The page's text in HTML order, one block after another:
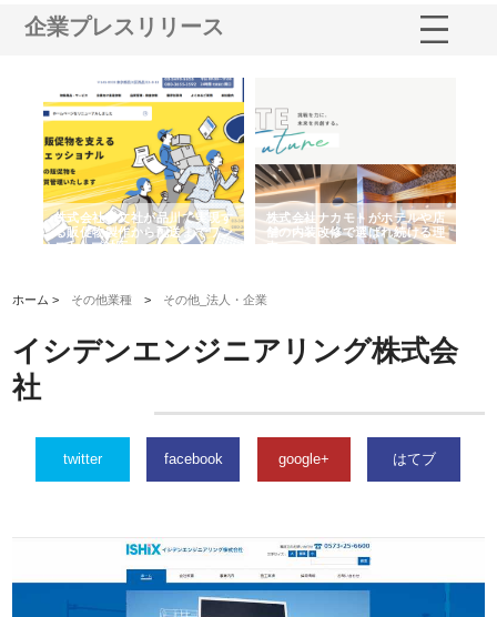
企業プレスリリース
株式会社耕文社が品川で実現す
る販促物製作から配送までワン
ストップ対応
株式会社ナカモトがホテルや店
舗の内装改修で選ばれ続ける理
由
ホーム > その他業種 > その他_法人・企業
イシデンエンジニアリング株式会
社
twitter facebook google+ はてブ